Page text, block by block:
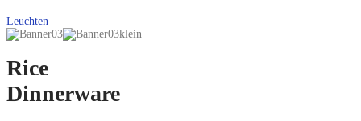
Leuchten
Rice
Dinnerware